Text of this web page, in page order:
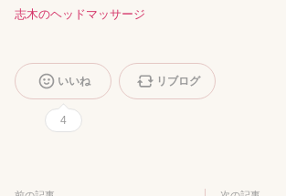
志木のヘッドマッサージ
いいね
4
リブログ